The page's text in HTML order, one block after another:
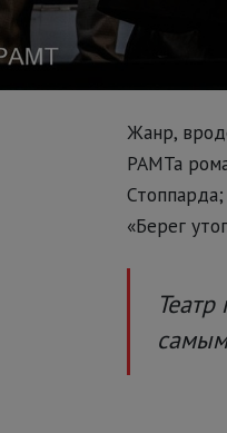
Жанр,
РАМТа
«Берег